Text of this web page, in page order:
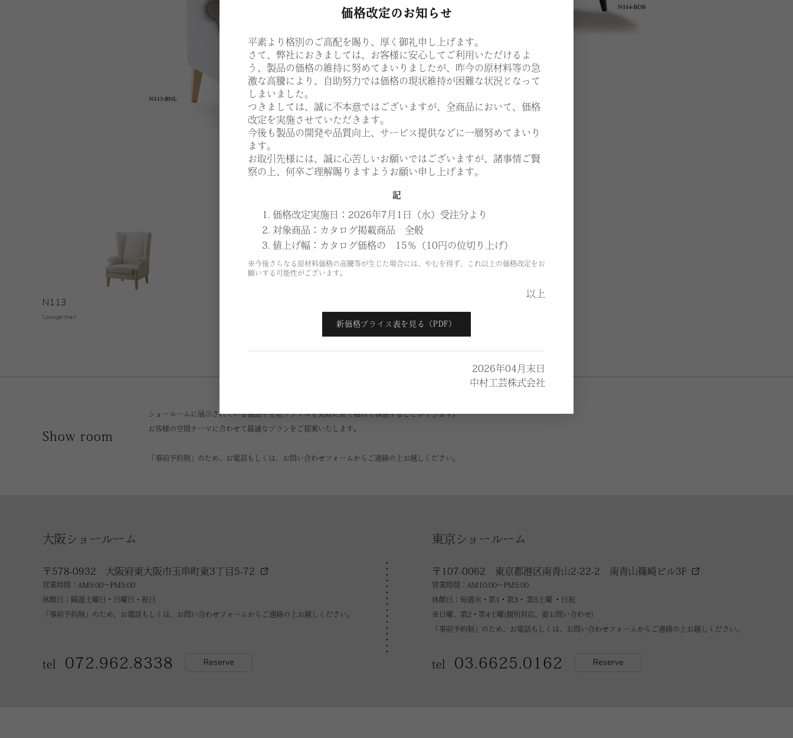
価格改定のお知らせ
平素より格別のご高配を賜り、厚く御礼申し上げます。
さて、弊社におきましては、お客様に安心してご利用いただけるよ
う、製品の価格の維持に努めてまいりましたが、昨今の原材料等の急
激な高騰により、自助努力では価格の現状維持が困難な状況となって
しまいました。
つきましては、誠に不本意ではございますが、全商品において、価格
改定を実施させていただきます。
今後も製品の開発や品質向上、サービス提供などに一層努めてまいり
ます。
お取引先様には、誠に心苦しいお願いではございますが、諸事情ご賢
察の上、何卒ご理解賜りますようお願い申し上げます。
記
1. 価格改定実施日：2026年7月1日（水）受注分より
2. 対象商品：カタログ掲載商品 全般
3. 値上げ幅：カタログ価格の 15％（10円の位切り上げ）
※今後さらなる原材料価格の高騰等が生じた場合には、やむを得ず、これ以上の価格改定をお
願いする可能性がございます。
以上
新価格プライス表を見る（PDF）
2026年04月末日
中村工芸株式会社
N113
Lounge chair
Show room
ショールームに展示されている製品や生地サンプルを実際に見て触れて体感することができます。
お客様の空間テーマに合わせて最適なプランをご提案いたします。
「事前予約制」のため、お電話もしくは、お問い合わせフォームからご連絡の上お越しください。
大阪ショールーム
〒578-0932 大阪府東大阪市玉串町東3丁目5-72
営業時間：AM9:00～PM5:00
休館日：隔週土曜日・日曜日・祝日
「事前予約制」のため、お電話もしくは、お問い合わせフォームからご連絡の上お越しください。
tel 072.962.8338 Reserve
東京ショールーム
〒107-0062 東京都港区南青山2-22-2 南青山篠崎ビル3F
営業時間：AM10:00～PM5:00
休館日：毎週水・第1・第3・ 第5土曜 ・日祝
※日曜、第2・第4土曜(個別対応、要お問い合わせ)
「事前予約制」のため、お電話もしくは、お問い合わせフォームからご連絡の上お越しください。
tel 03.6625.0162 Reserve